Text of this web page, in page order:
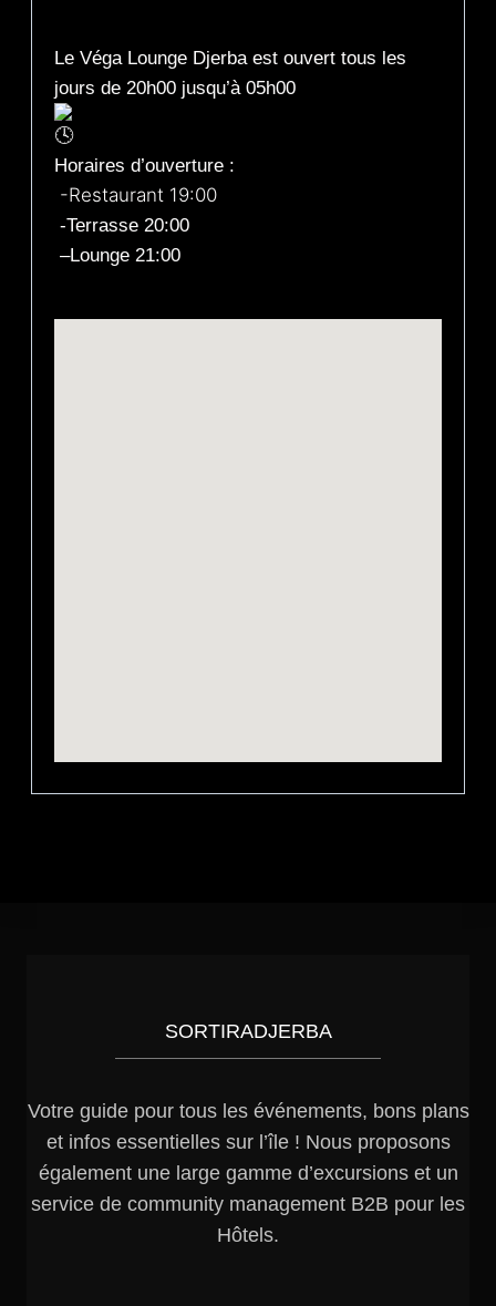
Le Véga Lounge Djerba est ouvert tous les
jours de 20h00 jusqu’à 05h00
Horaires d’ouverture :
-Restaurant 19:00
-Terrasse 20:00
–Lounge 21:00
SORTIRADJERBA
Votre guide pour tous les événements, bons plans
et infos essentielles sur l’île ! Nous proposons
également une large gamme d’excursions et un
service de community management B2B pour les
Hôtels.